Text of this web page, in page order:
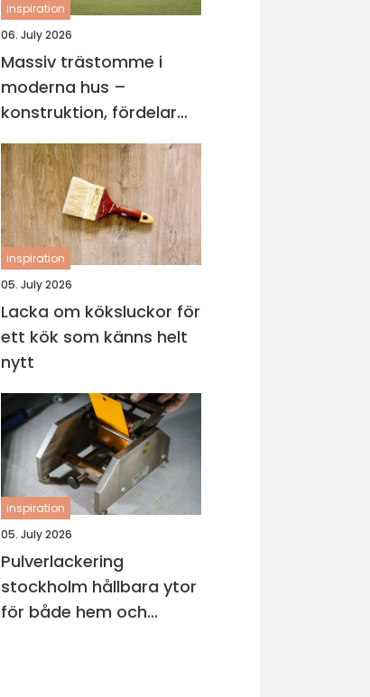
inspiration
06. July 2026
Massiv trästomme i
moderna hus –
konstruktion, fördelar
och arkitektur för
hållbart byggande
inspiration
05. July 2026
Lacka om köksluckor för
ett kök som känns helt
nytt
inspiration
05. July 2026
Pulverlackering
stockholm hållbara ytor
för både hem och